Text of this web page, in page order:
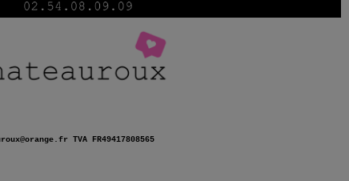
TVA FR49417808565